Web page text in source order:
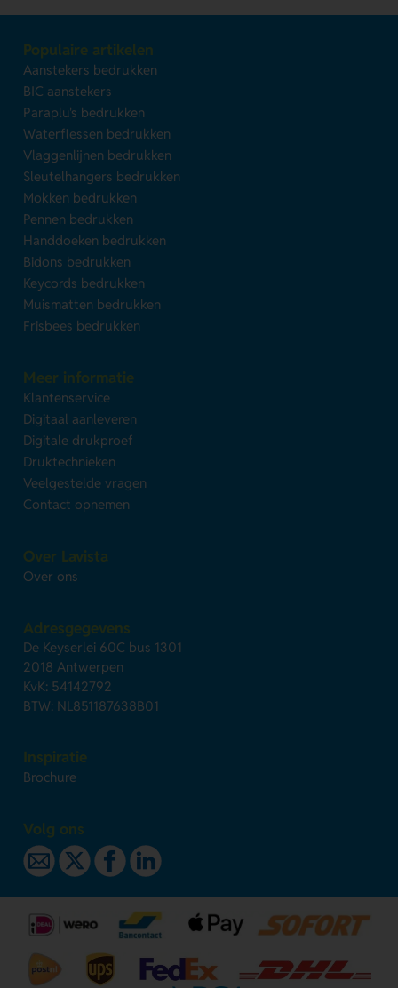
Populaire artikelen
Aanstekers bedrukken
BIC aanstekers
Paraplu's bedrukken
Waterflessen bedrukken
Vlaggenlijnen bedrukken
Sleutelhangers bedrukken
Mokken bedrukken
Pennen bedrukken
Handdoeken bedrukken
Bidons bedrukken
Keycords bedrukken
Muismatten bedrukken
Frisbees bedrukken
Meer informatie
Klantenservice
Digitaal aanleveren
Digitale drukproef
Druktechnieken
Veelgestelde vragen
Contact opnemen
Over Lavista
Over ons
Adresgegevens
De Keyserlei 60C bus 1301
2018 Antwerpen
KvK: 54142792
BTW: NL851187638B01
Inspiratie
Brochure
Volg ons